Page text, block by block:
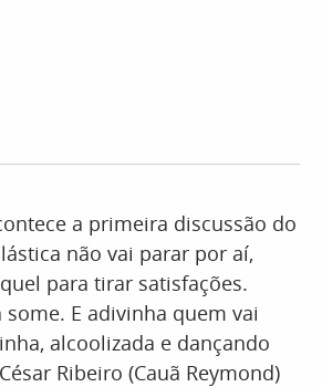
a primeira discussão do
não vai parar por aí,
para tirar satisfações.
E adivinha quem vai
alcoolizada e dançando
Ribeiro (Cauã Reymond)